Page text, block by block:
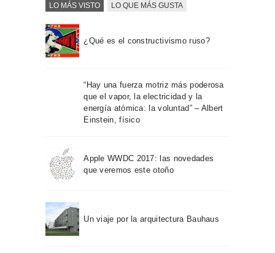
LO MÁS VISTO LO QUE MÁS GUSTA
¿Qué es el constructivismo ruso?
“Hay una fuerza motriz más poderosa
que el vapor, la electricidad y la
energía atómica: la voluntad” – Albert
Einstein, físico
Apple WWDC 2017: las novedades
que veremos este otoño
Un viaje por la arquitectura Bauhaus